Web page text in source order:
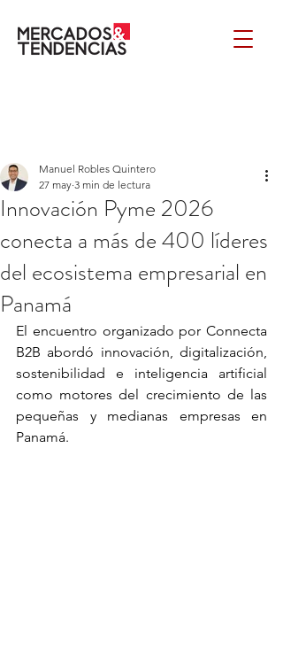
Innovación Pyme 2026
conecta a más de 400 líderes
del ecosistema empresarial en
Panamá
Manuel Robles Quintero
27 may 3 min de lectura
El encuentro organizado por Connecta
B2B abordó innovación, digitalización,
sostenibilidad e inteligencia artificial
como motores del crecimiento de las
pequeñas y medianas empresas en
Panamá.